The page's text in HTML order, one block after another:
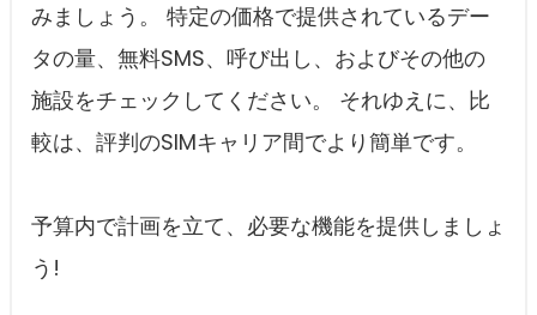
みましょう。 特定の価格で提供されているデー
タの量、無料SMS、呼び出し、およびその他の
施設をチェックしてください。 それゆえに、比
較は、評判のSIMキャリア間でより簡単です。
予算内で計画を立て、必要な機能を提供しましょ
う!